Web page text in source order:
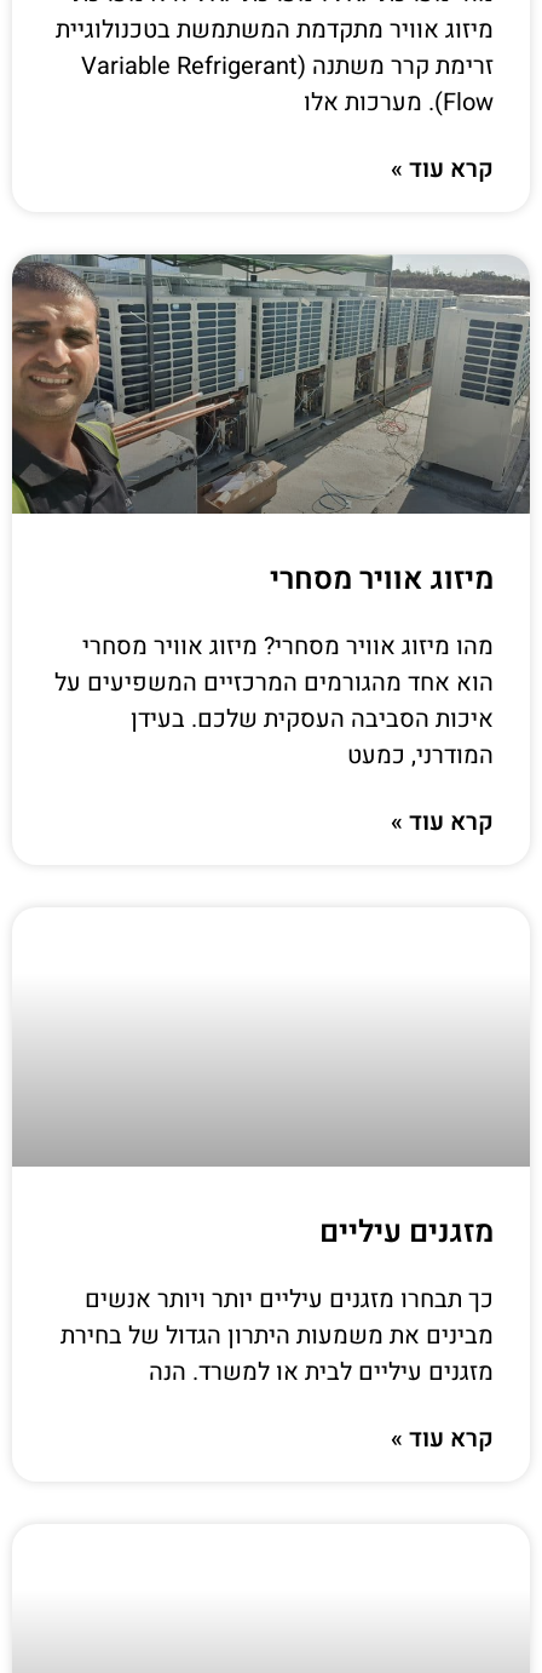
מיזוג אוויר מתקדמת המשתמשת בטכנולוגיית
זרימת קרר משתנה (Variable Refrigerant
Flow). מערכות אלו
קרא עוד »
מיזוג אוויר מסחרי
מהו מיזוג אוויר מסחרי? מיזוג אוויר מסחרי
הוא אחד מהגורמים המרכזיים המשפיעים על
איכות הסביבה העסקית שלכם. בעידן
המודרני, כמעט
קרא עוד »
מזגנים עיליים
כך תבחרו מזגנים עיליים יותר ויותר אנשים
מבינים את משמעות היתרון הגדול של בחירת
מזגנים עיליים לבית או למשרד. הנה
קרא עוד »